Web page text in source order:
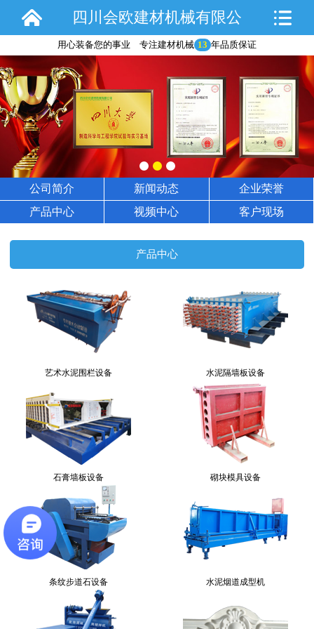
四川会欧建材机械有限公
司
用心装备您的事业 专注建材机械 13 年品质保证
公司简介 新闻动态
企业荣誉
产品中心
视频中心 客户现场
产品中心
艺术水泥围栏设备 水泥隔墙板设备
石膏墙板设备 砌块模具设备
条纹步道石设备 水泥烟道成型机